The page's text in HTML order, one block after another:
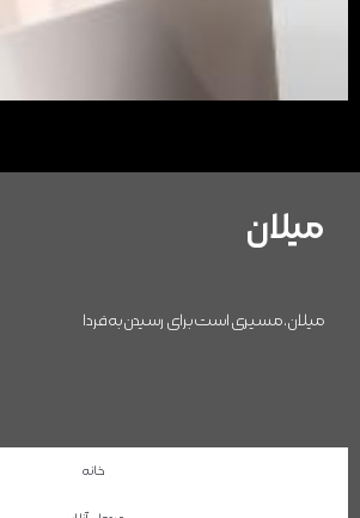
میلان
میلان، مسیری است برای رسیدن به فردا
خانه